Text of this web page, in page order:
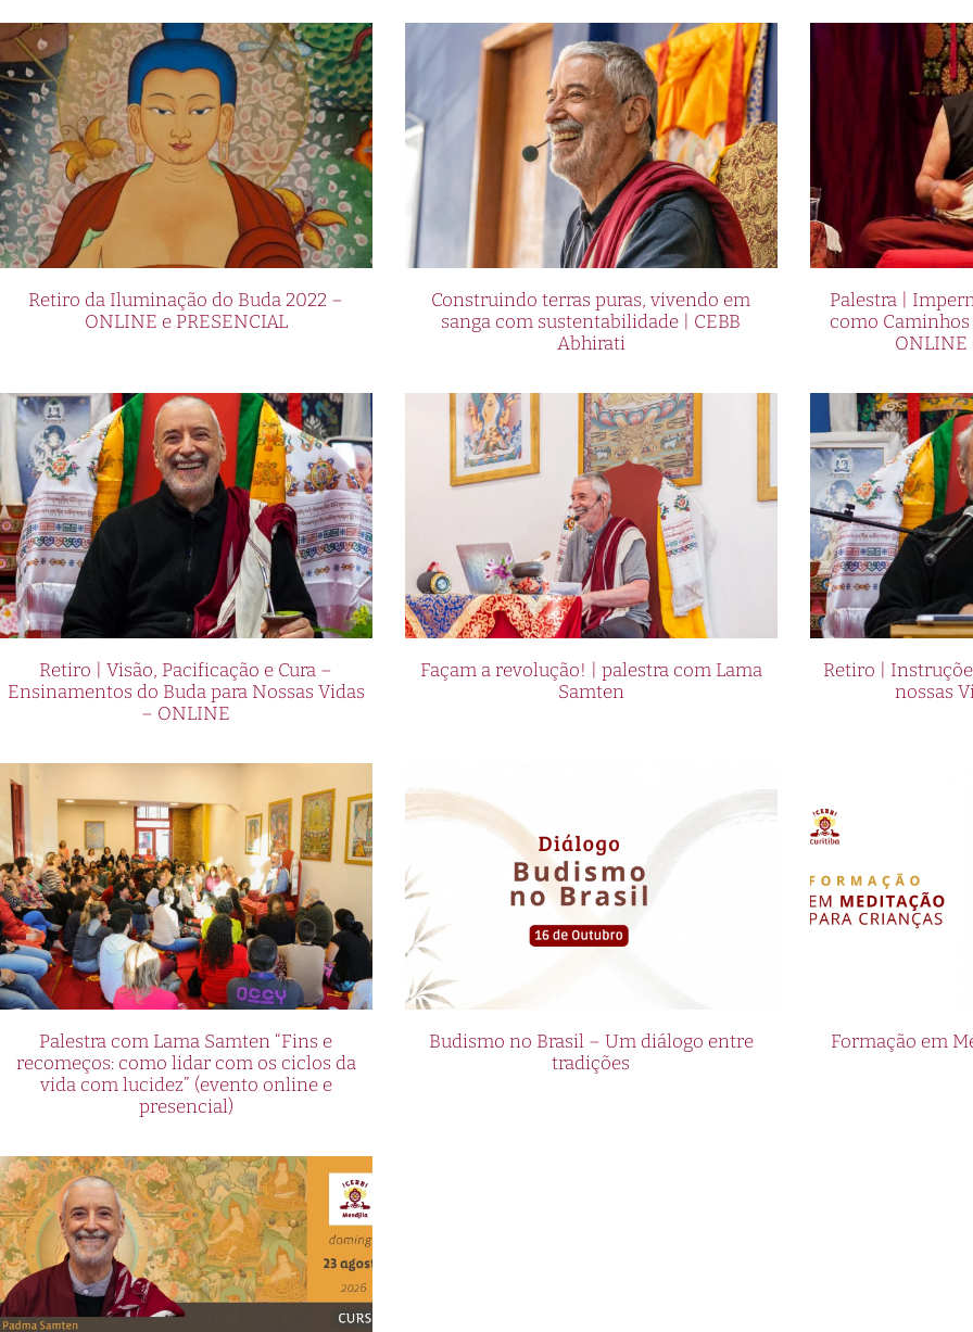
Retiro da Iluminação do Buda 2022 –
ONLINE e PRESENCIAL
Construindo terras puras, vivendo em
sanga com sustentabilidade | CEBB
Abhirati
Palestra |
como Caminhos
ONLINE
Retiro | Visão, Pacificação e Cura –
Ensinamentos do Buda para Nossas Vidas
– ONLINE
Façam a revolução! | palestra com Lama
Samten
Retiro |
nossas
Palestra com Lama Samten “Fins e
recomeços: como lidar com os ciclos da
vida com lucidez” (evento online e
presencial)
Budismo no Brasil – Um diálogo entre
tradições
Formação em